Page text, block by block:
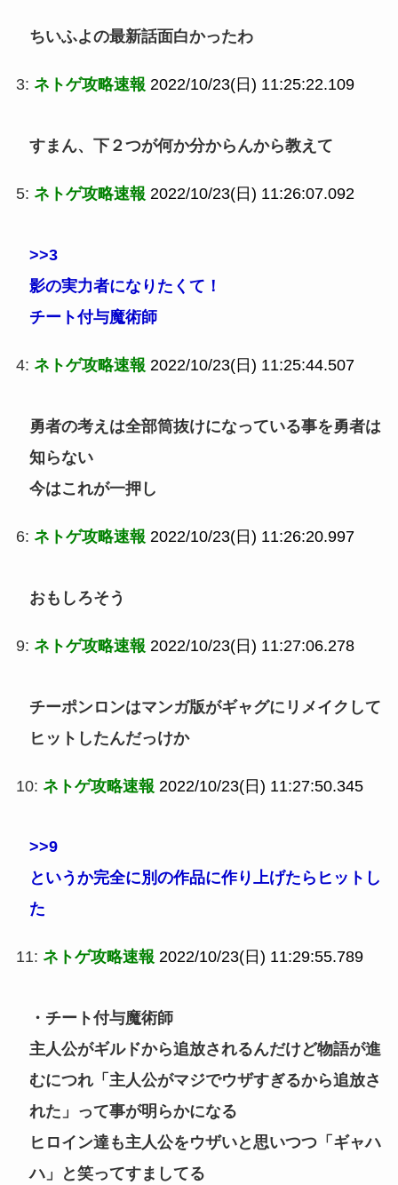
ちいふよの最新話面白かったわ
3: ネトゲ攻略速報 2022/10/23(日) 11:25:22.109
すまん、下２つが何か分からんから教えて
5: ネトゲ攻略速報 2022/10/23(日) 11:26:07.092
>>3
影の実力者になりたくて！
チート付与魔術師
4: ネトゲ攻略速報 2022/10/23(日) 11:25:44.507
勇者の考えは全部筒抜けになっている事を勇者は
知らない
今はこれが一押し
6: ネトゲ攻略速報 2022/10/23(日) 11:26:20.997
おもしろそう
9: ネトゲ攻略速報 2022/10/23(日) 11:27:06.278
チーポンロンはマンガ版がギャグにリメイクして
ヒットしたんだっけか
10: ネトゲ攻略速報 2022/10/23(日) 11:27:50.345
>>9
というか完全に別の作品に作り上げたらヒットし
た
11: ネトゲ攻略速報 2022/10/23(日) 11:29:55.789
・チート付与魔術師
主人公がギルドから追放されるんだけど物語が進
むにつれ「主人公がマジでウザすぎるから追放さ
れた」って事が明らかになる
ヒロイン達も主人公をウザいと思いつつ「ギャハ
ハ」と笑ってすましてる